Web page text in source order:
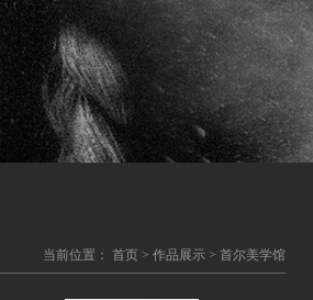
当前位置： 首页 > 作品展示 > 首尔美学馆